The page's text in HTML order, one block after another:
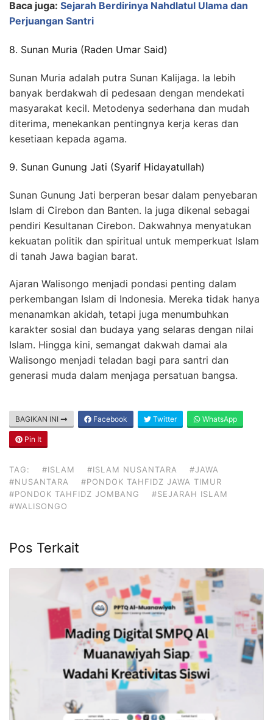
Baca juga: Sejarah Berdirinya Nahdlatul Ulama dan
Perjuangan Santri
8. Sunan Muria (Raden Umar Said)
Sunan Muria adalah putra Sunan Kalijaga. Ia lebih
banyak berdakwah di pedesaan dengan mendekati
masyarakat kecil. Metodenya sederhana dan mudah
diterima, menekankan pentingnya kerja keras dan
kesetiaan kepada agama.
9. Sunan Gunung Jati (Syarif Hidayatullah)
Sunan Gunung Jati berperan besar dalam penyebaran
Islam di Cirebon dan Banten. Ia juga dikenal sebagai
pendiri Kesultanan Cirebon. Dakwahnya menyatukan
kekuatan politik dan spiritual untuk memperkuat Islam
di tanah Jawa bagian barat.
Ajaran Walisongo menjadi pondasi penting dalam
perkembangan Islam di Indonesia. Mereka tidak hanya
menanamkan akidah, tetapi juga menumbuhkan
karakter sosial dan budaya yang selaras dengan nilai
Islam. Hingga kini, semangat dakwah damai ala
Walisongo menjadi teladan bagi para santri dan
generasi muda dalam menjaga persatuan bangsa.
BAGIKAN INI Facebook Twitter WhatsApp
Pin It
TAG: #ISLAM #ISLAM NUSANTARA
#JAWA
#NUSANTARA
#PONDOK TAHFIDZ JAWA TIMUR
#PONDOK TAHFIDZ JOMBANG
#SEJARAH ISLAM
#WALISONGO
Pos Terkait